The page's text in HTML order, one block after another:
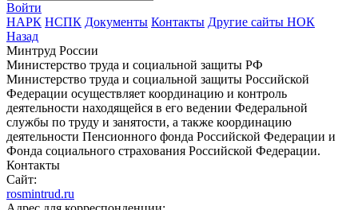
Войти
НАРК НСПК Документы Контакты Другие сайты НОК
Назад
Минтруд России
Министерство труда и социальной защиты РФ
Министерство труда и социальной защиты Российской
Федерации осуществляет координацию и контроль
деятельности находящейся в его ведении Федеральной
службы по труду и занятости, а также координацию
деятельности Пенсионного фонда Российской Федерации и
Фонда социального страхования Российской Федерации.
Контакты
Сайт:
rosmintrud.ru